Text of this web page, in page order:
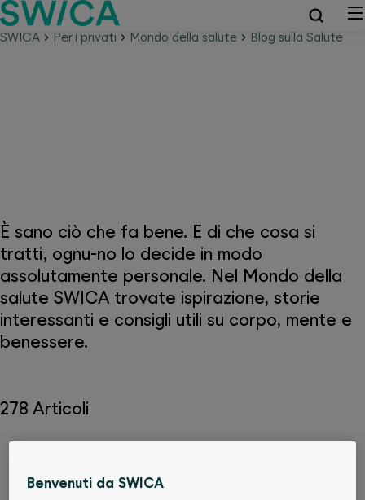
SWICA Per i privati Mondo della salute Blog sulla Salute
È sano ciò che fa bene. E di che cosa si
tratti, ognu-no lo decide in modo
assolutamente personale. Nel Mondo della
salute SWICA trovate ispirazione, storie
interessanti e consigli utili su corpo, mente e
benessere.
278 Articoli
Psiche e benessere
Servizi medici
Benvenuti da SWICA